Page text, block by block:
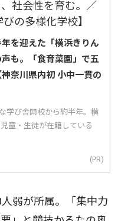
を迎えた「横浜きりん
も。「食育菜園」で五
奈川県内初 小中一貫の
学び舎開校から約半年。横
童・生徒が在籍している
(PR)
弱が所属。「集中力